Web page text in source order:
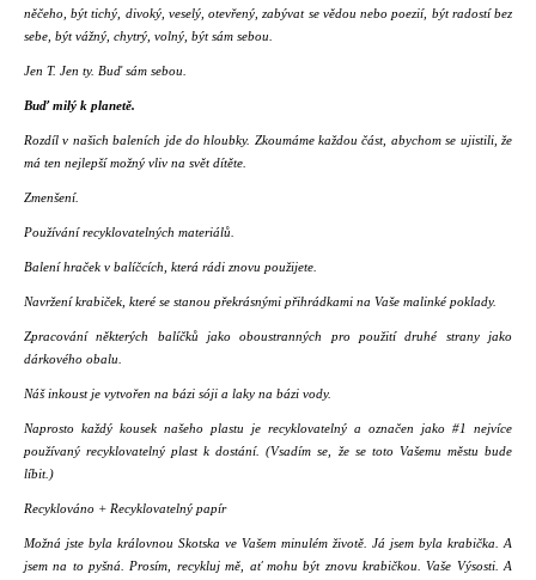
něčeho, být tichý, divoký, veselý, otevřený, zabývat se vědou nebo poezií, být radostí bez
sebe, být vážný, chytrý, volný, být sám sebou.
Jen T. Jen ty. Buď sám sebou.
Buď milý k planetě.
Rozdíl v našich baleních jde do hloubky. Zkoumáme každou část, abychom se ujistili, že
má ten nejlepší možný vliv na svět dítěte.
Zmenšení.
Používání recyklovatelných materiálů.
Balení hraček v balíčcích, která rádi znovu použijete.
Navržení krabiček, které se stanou překrásnými přihrádkami na Vaše malinké poklady.
Zpracování některých balíčků jako oboustranných pro použití druhé strany jako
dárkového obalu.
Náš inkoust je vytvořen na bázi sóji a laky na bázi vody.
Naprosto každý kousek našeho plastu je recyklovatelný a označen jako #1 nejvíce
používaný recyklovatelný plast k dostání. (Vsadím se, že se toto Vašemu městu bude
líbit.)
Recyklováno + Recyklovatelný papír
Možná jste byla královnou Skotska ve Vašem minulém životě. Já jsem byla krabička. A
jsem na to pyšná. Prosím, recykluj mě, ať mohu být znovu krabičkou. Vaše Výsosti. A
D
o
o
r
u
č
u
j
e
m
e